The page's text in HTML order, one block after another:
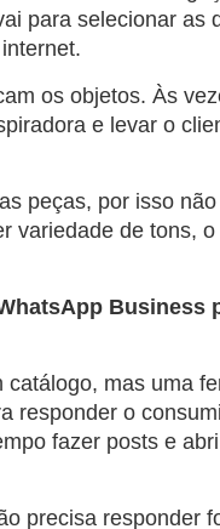
para selecionar as
os objetos. Às
e levar o
peças, por isso
variedade de tons,
Business
mas uma
responder o
fazer posts e
precisa responder